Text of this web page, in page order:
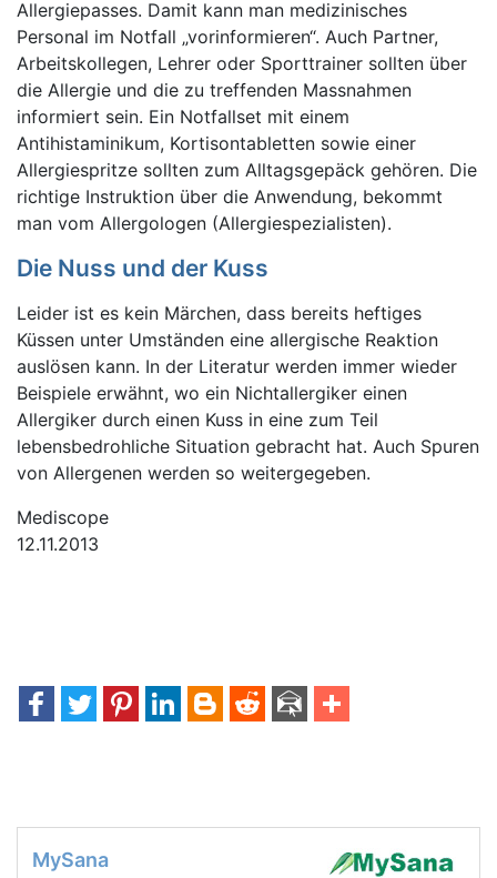
Allergiepasses. Damit kann man medizinisches
Personal im Notfall „vorinformieren“. Auch Partner,
Arbeitskollegen, Lehrer oder Sporttrainer sollten über
die Allergie und die zu treffenden Massnahmen
informiert sein. Ein Notfallset mit einem
Antihistaminikum, Kortisontabletten sowie einer
Allergiespritze sollten zum Alltagsgepäck gehören. Die
richtige Instruktion über die Anwendung, bekommt
man vom Allergologen (Allergiespezialisten).
Die Nuss und der Kuss
Leider ist es kein Märchen, dass bereits heftiges
Küssen unter Umständen eine allergische Reaktion
auslösen kann. In der Literatur werden immer wieder
Beispiele erwähnt, wo ein Nichtallergiker einen
Allergiker durch einen Kuss in eine zum Teil
lebensbedrohliche Situation gebracht hat. Auch Spuren
von Allergenen werden so weitergegeben.
Mediscope
12.11.2013
MySana